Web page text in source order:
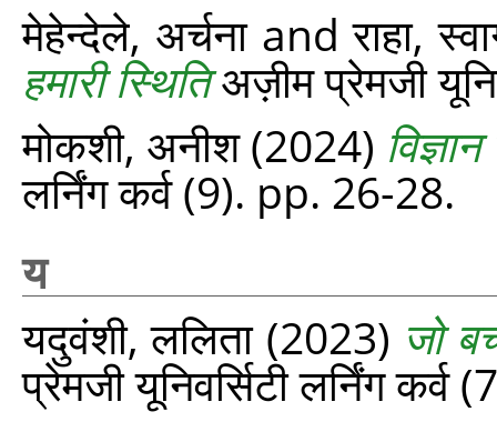
मेहेन्देले, अर्चनाandराहा,
हमारी स्थितिअज़ीम प्रेमजी
मोकशी, अनीश(2024)
लर्निंग कर्व (9). pp. 26-28.
य
यदुवंशी, ललिता(2023) जो
प्रेमजी यूनिवर्सिटी लर्निंग